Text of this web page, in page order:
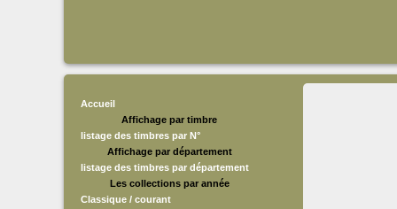
Accueil
Affichage par timbre
listage des timbres par N°
Affichage par département
listage des timbres par département
Les collections par année
Classique / courant